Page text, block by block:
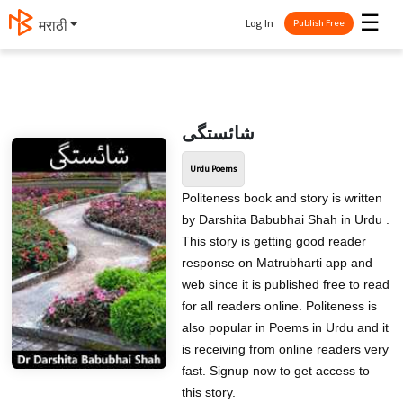
मराठी ☰
Log In Publish Free
شائستگی
Urdu Poems
Politeness book and story is written
by Darshita Babubhai Shah in Urdu .
This story is getting good reader
response on Matrubharti app and
web since it is published free to read
for all readers online. Politeness is
also popular in Poems in Urdu and it
is receiving from online readers very
fast. Signup now to get access to
this story.